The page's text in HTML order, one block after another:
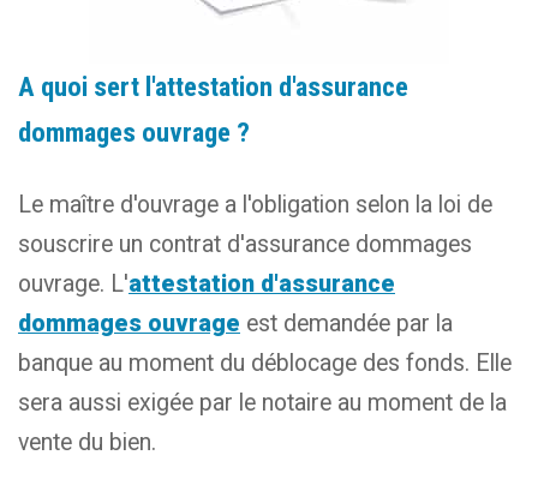
A quoi sert l'attestation d'assurance
dommages ouvrage ?
Le maître d'ouvrage a l'obligation selon la loi de
souscrire un contrat d'assurance dommages
ouvrage. L'attestation d'assurance
dommages ouvrage est demandée par la
banque au moment du déblocage des fonds. Elle
sera aussi exigée par le notaire au moment de la
vente du bien.